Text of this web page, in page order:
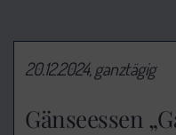
Gänseessen
20.12.2024, ganztägig